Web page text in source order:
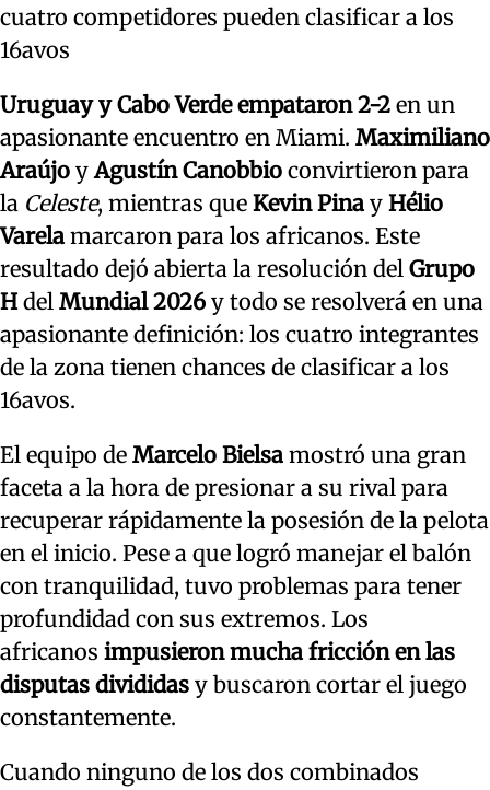
cuatro competidores pueden clasificar a los
16avos
Uruguay y Cabo Verde empataron 2-2 en un
apasionante encuentro en Miami. Maximiliano
Araújo yAgustín Canobbio convirtieron para
la Celeste, mientras que Kevin Pina y Hélio
Varela marcaron para los africanos. Este
resultado dejó abierta la resolución del Grupo
Hdel Mundial 2026 y todo se resolverá en una
apasionante definición: los cuatro integrantes
de la zona tienen chances de clasificar a los
16avos.
El equipo de Marcelo Bielsa mostró una gran
faceta a la hora de presionar a su rival para
recuperar rápidamente la posesión de la pelota
en el inicio. Pese a que logró manejar el balón
con tranquilidad, tuvo problemas para tener
profundidad con sus extremos. Los
africanos impusieron mucha fricción en las
disputas divididas y buscaron cortar el juego
constantemente.
Cuando ninguno de los dos combinados